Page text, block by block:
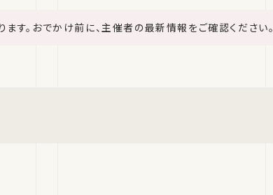
す。おでかけ前に、主催者の最新情報をご確認ください。